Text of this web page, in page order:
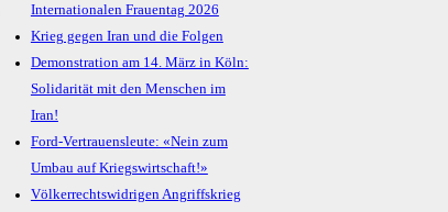
Internationalen Frauentag 2026
Krieg gegen Iran und die Folgen
Demonstration am 14. März in Köln:
Solidarität mit den Menschen im
Iran!
Ford-Vertrauensleute: «Nein zum
Umbau auf Kriegswirtschaft!»
Völkerrechtswidrigen Angriffskrieg